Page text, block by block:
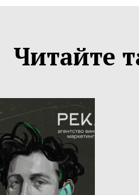
Читайте